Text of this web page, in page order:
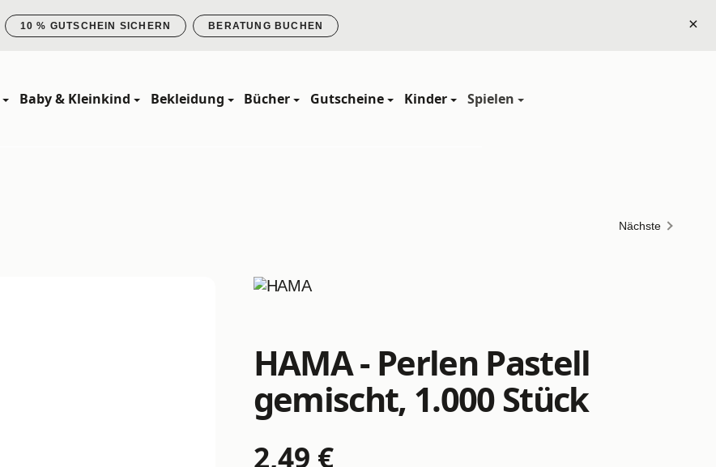
10 % GUTSCHEIN SICHERN BERATUNG BUCHEN ×
Baby & Kleinkind Bekleidung Bücher Gutscheine Kinder Spielen
Nächste
HAMA - Perlen Pastell
gemischt, 1.000 Stück
2,49 €